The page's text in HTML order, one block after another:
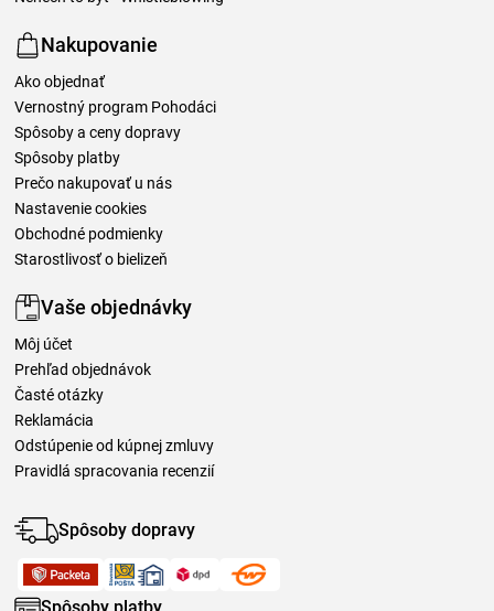
Nakupovanie
Ako objednať
Vernostný program Pohodáci
Spôsoby a ceny dopravy
Spôsoby platby
Prečo nakupovať u nás
Nastavenie cookies
Obchodné podmienky
Starostlivosť o bielizeň
Vaše objednávky
Môj účet
Prehľad objednávok
Časté otázky
Reklamácia
Odstúpenie od kúpnej zmluvy
Pravidlá spracovania recenzií
Spôsoby dopravy